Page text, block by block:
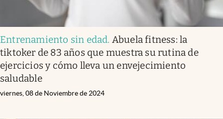
Entrenamiento sin edad. Abuela fitness: la
tiktoker de 83 años que muestra su rutina de
ejercicios y cómo lleva un envejecimiento
saludable
viernes, 08 de Noviembre de 2024